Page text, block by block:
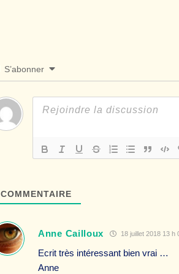
S’abonner
COMMENTAIRE
Anne Cailloux 18 juillet 2018 13 h
Ecrit très intéressant bien vrai …
Anne